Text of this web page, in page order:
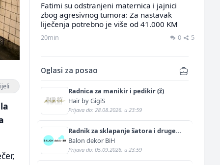
Fatimi su odstranjeni maternica i jajnici
zbog agresivnog tumora: Za nastavak
liječenja potrebno je više od 41.000 KM
20min 0 5
Oglasi za posao
Radnica za manikir i pedikir (ž)
Hair by GigiS
Prijava do: 28.08.2026. u 23:59
Radnik za sklapanje šatora i druge
prateće opreme (m/ž)
Balon dekor BiH
Prijava do: 05.09.2026. u 23:59